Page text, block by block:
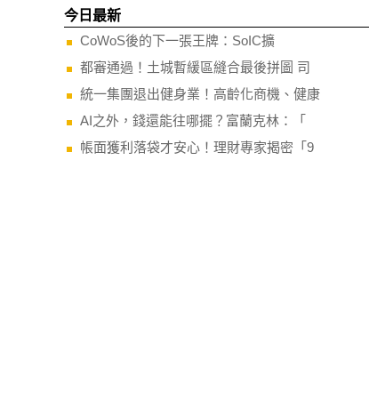
今日最新
CoWoS後的下一張王牌：SoIC擴
都審通過！土城暫緩區縫合最後拼圖 司
統一集團退出健身業！高齡化商機、健康
AI之外，錢還能往哪擺？富蘭克林：「
帳面獲利落袋才安心！理財專家揭密「9